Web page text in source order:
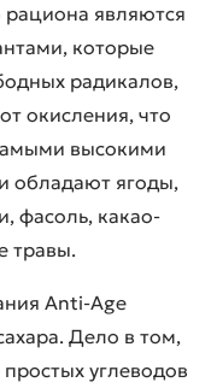
рациона являются
которые
радикалов,
окисления, что
высокими
обладают ягоды,
фасоль, какао-
травы.
Anti-Age
Дело в том,
углеводов